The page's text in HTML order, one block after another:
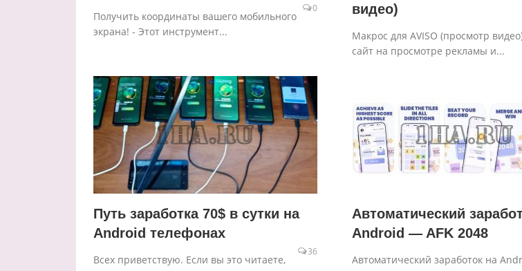
0
Получить координаты вашего мобильного
экрана! - Этот инструмент...
видео)
Макрос для AVISO (просмотр
сайт на просмотре рекламы и...
Путь заработка 70$ в сутки на
Android телефонах
36
Всех приветствую. Если вы это читаете,
Автоматический
Android — AFK 2048
Автоматический заработок на